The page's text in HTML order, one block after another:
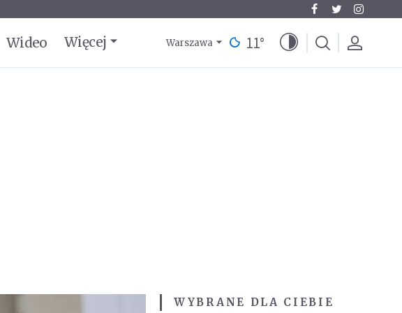
Wideo Więcej Warszawa 11°
WYBRANE DLA CIEBIE